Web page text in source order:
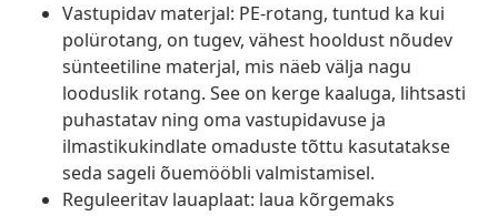
Vastupidav materjal: PE-rotang, tuntud ka kui
polürotang, on tugev, vähest hooldust nõudev
sünteetiline materjal, mis näeb välja nagu
looduslik rotang. See on kerge kaaluga, lihtsasti
puhastatav ning oma vastupidavuse ja
ilmastikukindlate omaduste tõttu kasutatakse
seda sageli õuemööbli valmistamisel.
Reguleeritav lauaplaat: laua kõrgemaks